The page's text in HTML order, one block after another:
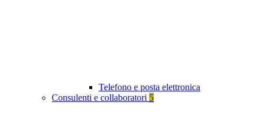
Telefono e posta elettronica
Consulenti e collaboratori 5